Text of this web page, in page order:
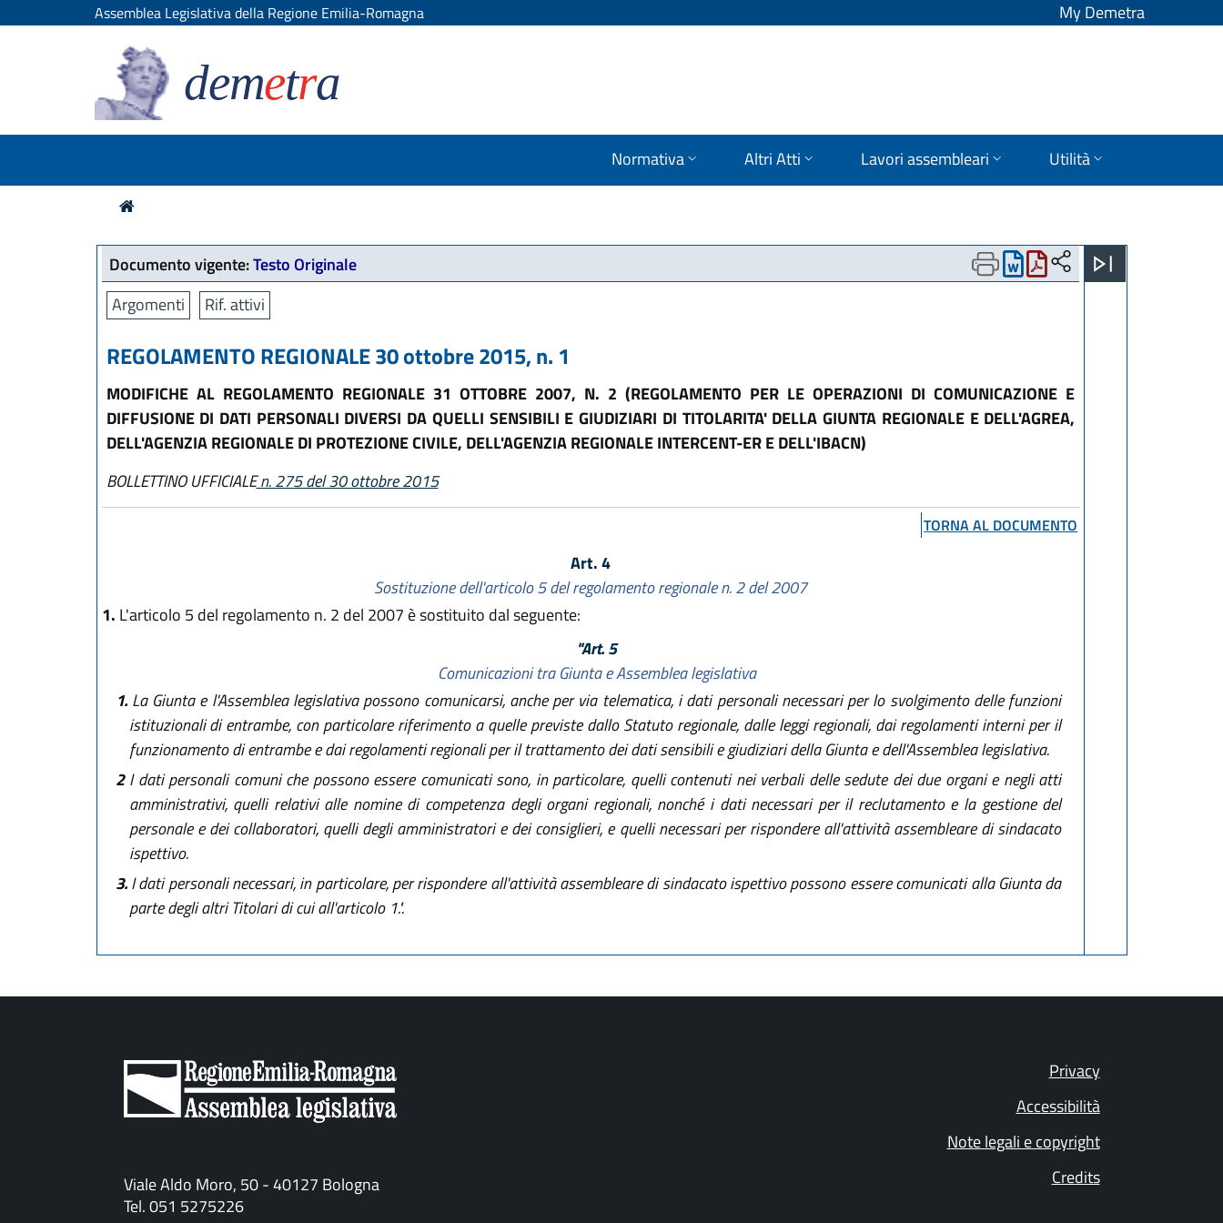
Assemblea Legislativa della Regione Emilia-Romagna My Demetra
demetra
Normativa Altri Atti Lavori assembleari Utilità
Documento vigente:Testo Originale
Argomenti
Rif. attivi
REGOLAMENTO REGIONALE 30 ottobre 2015, n. 1
MODIFICHE AL REGOLAMENTO REGIONALE 31 OTTOBRE 2007, N. 2 (REGOLAMENTO PER LE OPERAZIONI DI COMUNICAZIONE E
DIFFUSIONE DI DATI PERSONALI DIVERSI DA QUELLI SENSIBILI E GIUDIZIARI DI TITOLARITA' DELLA GIUNTA REGIONALE E DELL'AGREA,
DELL'AGENZIA REGIONALE DI PROTEZIONE CIVILE, DELL'AGENZIA REGIONALE INTERCENT-ER E DELL'IBACN)
BOLLETTINO UFFICIALEn. 275 del 30 ottobre 2015
TORNA AL DOCUMENTO
Art. 4
Sostituzione dell'articolo 5 del regolamento regionale n. 2 del 2007
1. L'articolo 5 del regolamento n. 2 del 2007 è sostituito dal seguente:
"Art. 5
Comunicazioni tra Giunta e Assemblea legislativa
1.La Giunta e l'Assemblea legislativa possono comunicarsi, anche per via telematica, i dati personali necessari per lo svolgimento delle funzioni
istituzionali di entrambe, con particolare riferimento a quelle previste dallo Statuto regionale, dalle leggi regionali, dai regolamenti interni per il
funzionamento di entrambe e dai regolamenti regionali per il trattamento dei dati sensibili e giudiziari della Giunta e dell'Assemblea legislativa.
2I dati personali comuni che possono essere comunicati sono, in particolare, quelli contenuti nei verbali delle sedute dei due organi e negli atti
amministrativi, quelli relativi alle nomine di competenza degli organi regionali, nonché i dati necessari per il reclutamento e la gestione del
personale e dei collaboratori, quelli degli amministratori e dei consiglieri, e quelli necessari per rispondere all'attività assembleare di sindacato
ispettivo.
3.I dati personali necessari, in particolare, per rispondere all'attività assembleare di sindacato ispettivo possono essere comunicati alla Giunta da
parte degli altri Titolari di cui all'articolo 1.".
Viale Aldo Moro, 50 - 40127 Bologna
Tel. 051 5275226
Privacy
Accessibilità
Note legali e copyright
Credits